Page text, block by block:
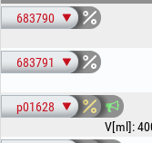
-Dietil-karbonát 35-45%
-Bután 15-20 %
-Alumínium 3-7%
-Náfta oldószer 1-3%
FIGYELEM!
utasításokat!
683790
683791
p01628
V[ml]: